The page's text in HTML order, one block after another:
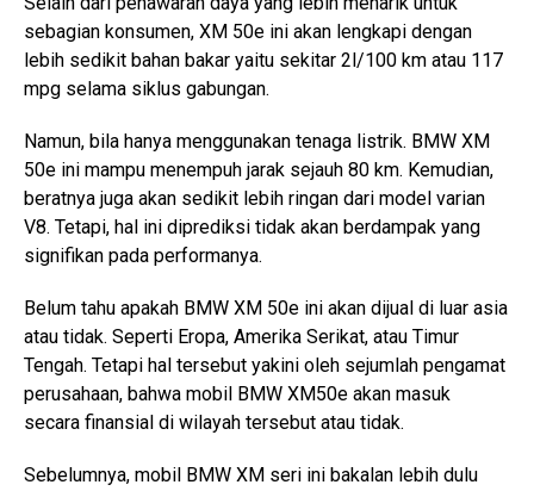
sebagian konsumen, XM 50e ini akan lengkapi dengan
lebih sedikit bahan bakar yaitu sekitar 2l/100 km atau 117
mpg selama siklus gabungan.
Namun, bila hanya menggunakan tenaga listrik. BMW XM
50e ini mampu menempuh jarak sejauh 80 km. Kemudian,
beratnya juga akan sedikit lebih ringan dari model varian
V8. Tetapi, hal ini diprediksi tidak akan berdampak yang
signifikan pada performanya.
Belum tahu apakah BMW XM 50e ini akan dijual di luar asia
atau tidak. Seperti Eropa, Amerika Serikat, atau Timur
Tengah. Tetapi hal tersebut yakini oleh sejumlah pengamat
perusahaan, bahwa mobil BMW XM50e akan masuk
secara finansial di wilayah tersebut atau tidak.
Sebelumnya, mobil BMW XM seri ini bakalan lebih dulu